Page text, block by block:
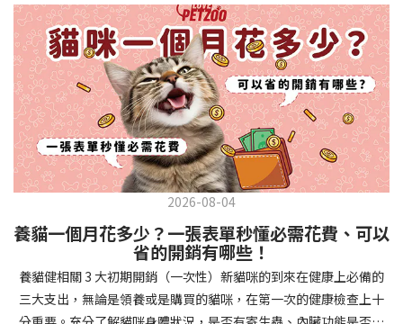
時立即獎勵。另外要處理的常見問題包括咬人、啃咬家具和亂叫。
每當出現不當行為，給予適當替代品（如咬玩具代替咬手），並在
幼犬選擇正確行為時獎勵，這比責罵更有效。社交化訓練 兩個月大
的幼犬正處於社會化黃金期，這階段的經驗將深刻影響未來性格。
安排幼犬接觸不同人類（包括兒童、戴眼鏡的人、使用拐杖的人
等）、各種動物、交通工具和環境聲音。起初保持在安全、受控的
情境中，逐漸增加複雜度。每次正面社交體驗後給予獎勵，建立幼
犬對新事物的積極態度。進階技巧強化 基礎訓練穩固後，可以進入
更複雜的技巧訓練。這包括遠距離控制、不同干擾下的指令遵從、
多步驟動作等。使用延遲獎勵技巧，讓幼犬學會即使沒有立即獎勵
也能保持良好行為。引入不同環境中的訓練，如公園、寵物店等，
幫助幼犬在各種情境下都能聽從指令。維持良好習慣 成功的訓練不
是一次性的，而是需要持續維護。即使幼犬已經掌握所有技能，也
要定期複習，防止行為退化。將訓練融入日常生活，如出門前的
下降，表示身體狀況不佳，應儘快就醫！📌 貓咪拉肚子判斷步驟5：
檢查是否需要帶去看獸醫 如果拉肚子 1~2 次但精神好、食慾正常，
可以先觀察，如果腹瀉超過 48 小時或水狀腹瀉 + 嗜睡、食慾下降、
嘔吐 應立即就醫。 透過這 5 個步驟，你可以快速判斷貓咪拉肚子的
原因與嚴重程度，確保毛孩的腸胃健康！如果不確定情況，還是建
議讓獸醫檢查，才能安心哦！🐾💖4種高風險群貓咪拉肚子要小心高
風險貓咪包含：幼貓、老貓、懷孕貓、有慢性疾病貓，這些貓咪在
身體狀況出現警訊時要特別注意，如拉肚子次數超過2次以上，就建
議直接尋求獸醫協助。2要訣判斷貓咪拉肚子要不要看醫生 高風險貓
的貓咪，如拉肚子超過2-3天，建議直接尋求獸醫師協助。並記得提
供觀察紀錄給予獸醫師進行專業判斷。貓咪拉肚子但精神很好？如
果飼主有發現貓咪拉肚子的情形，但貓咪的精神很好。有可能與飲
食方便相關，回想是否進食新的食物，或是正進行飼料更換的過
兩全其美！貓咪掉毛原因1. 皮膚問題貓咪皮膚問題是造成掉毛的常
見兇手！皮膚發炎、感染或是長期搔癢，都會讓貓咪的毛髮失去健
康光澤並大量脫落。常見的皮膚問題包括皮膚黴菌、細菌感染、疥
癬蟲等寄生蟲，甚至是皮膚過度乾燥。如果發現貓咪皮膚有紅腫、
結痂、脫屑或異常氣味，同時伴隨掉毛，建議盡快帶牠看獸醫哦！
貓咪掉毛原因2. 過敏誰說只有人類會過敏？貓咪也會！貓咪可能對
環境中的塵蟎、花粉、清潔劑，甚至是食物中的某些成分產生過敏
反應。過敏症狀不只是打噴嚏、流眼淚，還會引起皮膚搔癢和掉毛
問題。特別是食物過敏，更是常被忽略的掉毛元兇！如果貓咪經常
抓癢或舔舐特定部位，同時伴隨掉毛，很可能是過敏在作怪呢！貓
咪掉毛原因3. 營養不足貓咪的毛髮健康與營養息息相關！當貓咪飲
食中缺乏必要的蛋白質、脂肪酸（尤其是Omega-3和Omega-
6）、維生素或礦物質時，毛髮就會變得乾燥、脆弱，容易斷裂脫
落。長期餵食低品質或不均衡的貓糧，可能使貓咪營養不良，進而
2026-08-04
養貓一個月花多少？一張表單秒懂必需花費、可以
省的開銷有哪些！
養貓健相關 3 大初期開銷（一次性）新貓咪的到來在健康上必備的
三大支出，無論是領養或是購買的貓咪，在第一次的健康檢查上十